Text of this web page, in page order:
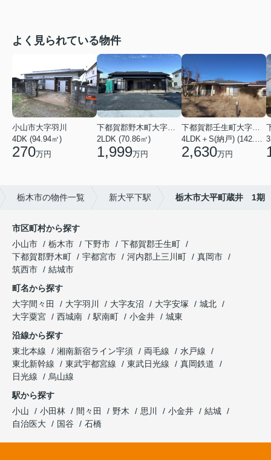
よく見られている物件
小山市大字羽川
4DK (94.94㎡)
270万円
2LDK (70.86㎡)
1,999万円 2,630万円
栃木市の物件一覧 新大平下駅 栃木市大平町蔵井 1期
市区町村から探す
小山市
栃木市 下野市
下都賀郡壬生町
下都賀郡野木町
宇都宮市 河内郡上三川町
真岡市
筑西市
結城市
町名から探す
大字間々田
大字羽川 大字友沼 大字安塚
城北
大字粟宮
西城南 駅南町 小金井
城東
沿線から探す
東北本線
湘南新宿ライン宇須 両毛線
水戸線
東北新幹線
東武宇都宮線 東武日光線
真岡鉄道
日光線
烏山線
駅から探す
小山
小田林 間々田 野木 思川 小金井
結城
自治医大
国谷 石橋